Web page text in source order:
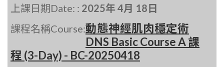
上課日期Date: : 2025年 4月 18日
課程名稱Course:動態神經肌肉穩定術
DNS Basic Course A 課
程 (3-Day) - BC-20250418